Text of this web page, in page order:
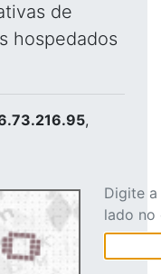
de
hospedados
,
Digite
lado no